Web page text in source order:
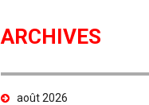
ARCHIVES
août 2026